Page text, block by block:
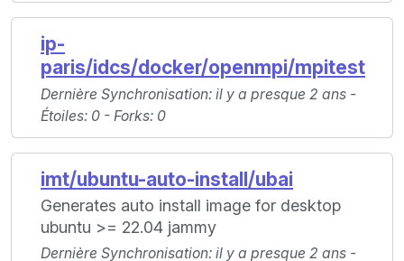
ip-
paris/idcs/docker/openmpi/mpitest
Dernière Synchronisation: il y a presque 2 ans -
Étoiles: 0 - Forks: 0
imt/ubuntu-auto-install/ubai
Generates auto install image for desktop
ubuntu >= 22.04 jammy
Dernière Synchronisation: il y a presque 2 ans -